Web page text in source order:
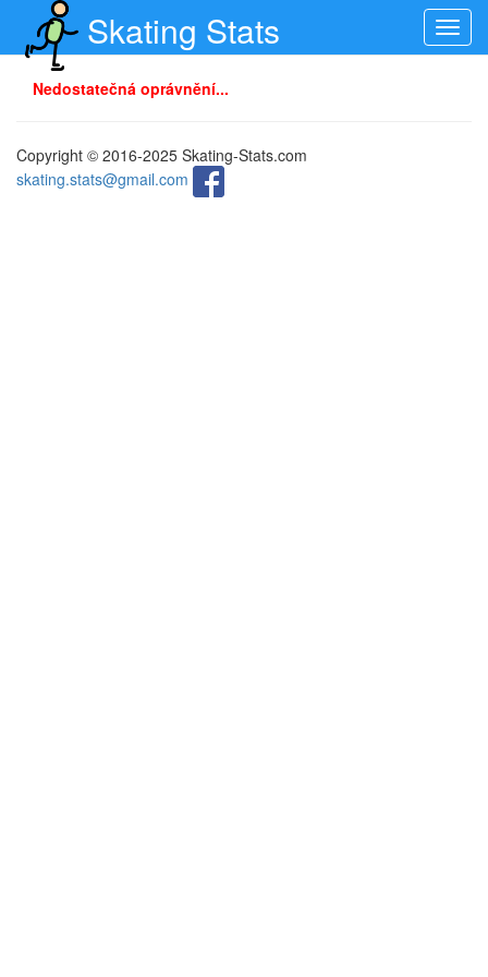
Skating Stats
Nedostatečná oprávnění...
Copyright © 2016-2025 Skating-Stats.com
skating.stats@gmail.com